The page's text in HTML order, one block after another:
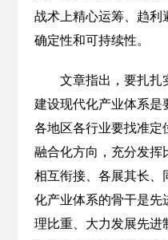
战术上精心运筹、趋利
确定性和可持续性。
文章指出，要扎扎实
建设现代化产业体系是
各地区各行业要找准定
融合化方向，充分发挥
相互衔接、各展其长、
化产业体系的骨干是先
理比重、大力发展先进